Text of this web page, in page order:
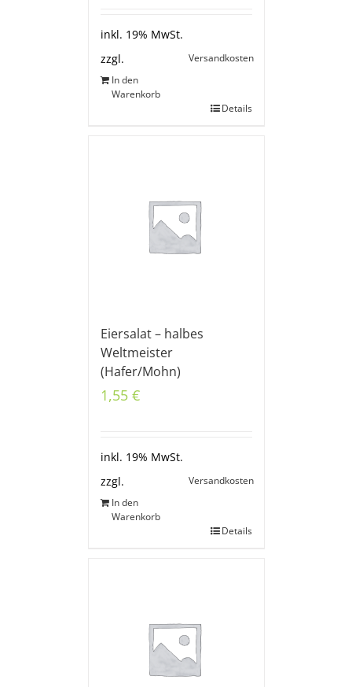
inkl. 19% MwSt.
zzgl.
Versandkosten
In den
Warenkorb
Details
Eiersalat – halbes
Weltmeister
(Hafer/Mohn)
1,55 €
inkl. 19% MwSt.
zzgl.
Versandkosten
In den
Warenkorb
Details